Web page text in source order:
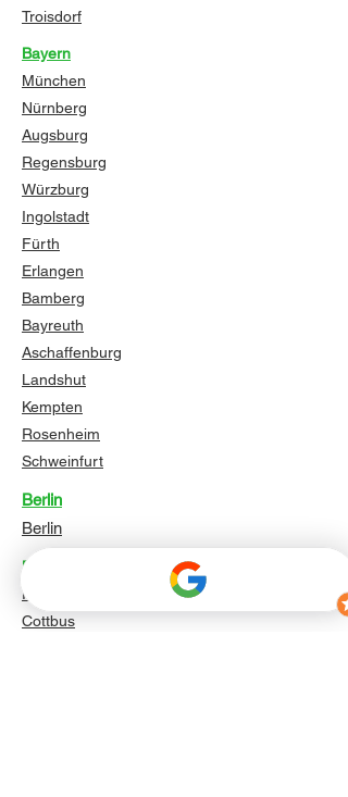
Troisdorf
Bayern
München
Nürnberg
Augsburg
Regensburg
Würzburg
Ingolstadt
Fürth
Erlangen
Bamberg
Bayreuth
Aschaffenburg
Landshut
Kempten
Rosenheim
Schweinfurt
Berlin
Berlin
Brandenburg
Potsdam
Cottbus